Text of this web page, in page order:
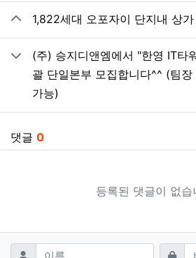
관련자료
1,822세대 오포자이 단지내 상가
(주) 승지디앤엠에서 "한영 IT타
괄 단일본부 모집합니다^^ (팀
가능)
댓글 0
등록된 댓글이 없습
댓글쓰기
이름 필수 비밀번